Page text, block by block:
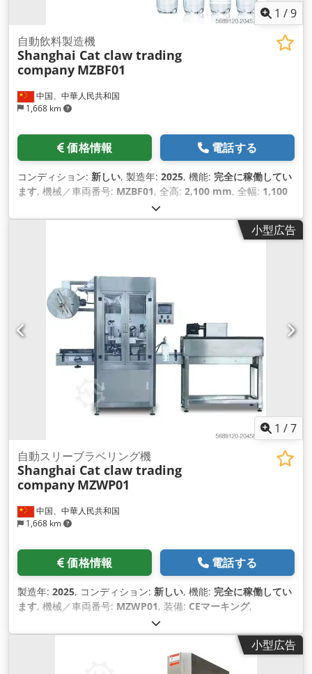
1 /9
中国、中華人民共和国
1,668 km
自動飲料製造機
Shanghai Cat claw trading
company MZBF01
価格情報 電話する
コンディション: 新しい, 製造年: 2025, 機能: 完全に稼働してい
ます, 機械／車両番号: MZBF01, 全高: 2,100 mm, 全幅: 1,100
, マンホールの位置:
類:三相, 総重量:1,800 kg（キログラム）, 入力電圧:220 V,
小型広告
1 /7
中国、中華人民共和国
1,668 km
自動スリーブラベリング機
Shanghai Cat claw trading
company MZWP01
価格情報 電話する
製造年: 2025, コンディション: 新しい, 機能: 完全に稼働してい
ます, 機械／車両番号: MZWP01, 装備: CEマーキング,
小型広告